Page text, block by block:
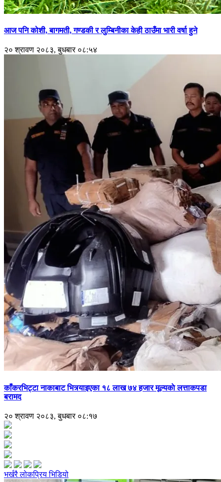
आज पनि कोशी, बागमती, गण्डकी र लुम्बिनीका केही ठाउँमा भारी वर्षा हुने
२० श्रावण २०८३, बुधबार ०८:५४
काँकरभिट्टा नाकाबाट भित्र्याइएका १८ लाख ७४ हजार मूल्यकाे लत्ताकपडा
बरामद
२० श्रावण २०८३, बुधबार ०८:१७
भर्खरैलोकप्रियभिडियो